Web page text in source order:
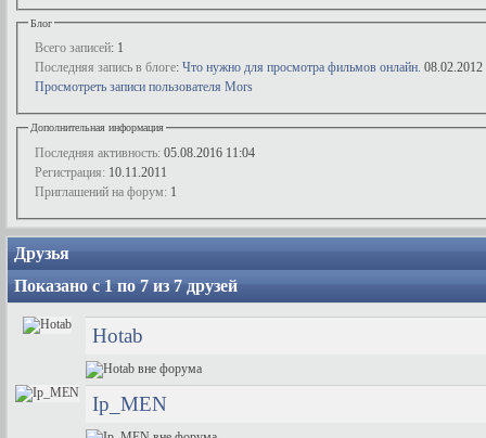
Блог
Всего записей: 1
Последняя запись в блоге: Что нужно для просмотра фильмов онлайн. 08.02.2012
Просмотреть записи пользователя Mors
Дополнительная информация
Последняя активность: 05.08.2016 11:04
Регистрация: 10.11.2011
Приглашений на форум: 1
Друзья
Показано с 1 по 7 из 7 друзей
Hotab
Ip_MEN